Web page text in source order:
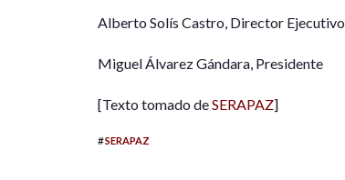
Alberto Solís Castro, Director Ejecutivo
Miguel Álvarez Gándara, Presidente
[Texto tomado deSERAPAZ]
#SERAPAZ